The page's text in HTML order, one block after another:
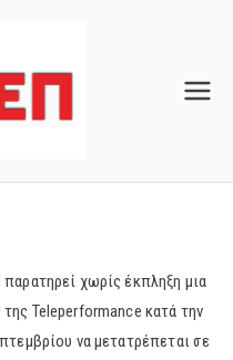
χωρίς έκπληξη μια
Teleperformance κατά την
να μετατρέπεται σε